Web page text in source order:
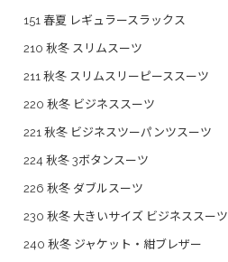
151 春夏 レギュラースラックス
210 秋冬 スリムスーツ
211 秋冬 スリムスリーピーススーツ
220 秋冬 ビジネススーツ
221 秋冬 ビジネスツーパンツスーツ
224 秋冬 3ボタンスーツ
226 秋冬 ダブルスーツ
230 秋冬 大きいサイズ ビジネススーツ
240 秋冬 ジャケット・紺ブレザー